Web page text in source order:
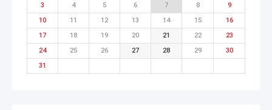
3
4 5 6 7 8
9
10
11 12 13 14 15
16
17
18 19 20 21 22
23
24
25 26 27 28 29
30
31